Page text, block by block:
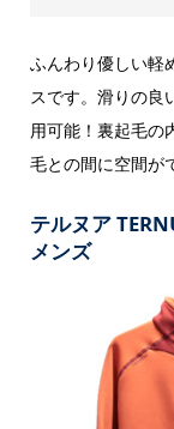
ふんわり優しい軽
スです。滑りの良
用可能！裏起毛の
毛との間に空間が
テルヌア
メンズ